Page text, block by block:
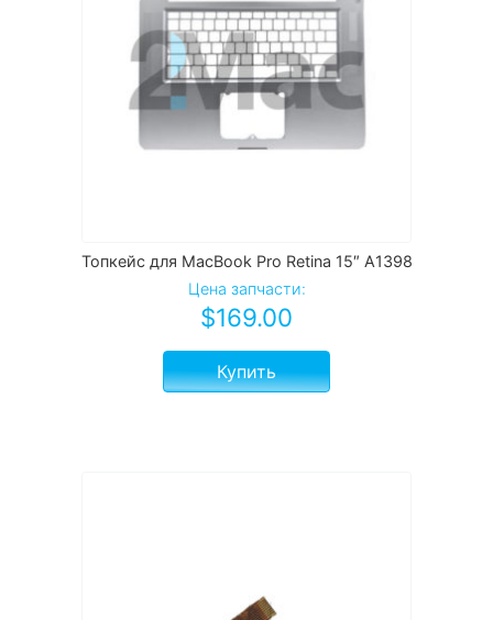
Топкейс для MacBook Pro Retina 15″ A1398
Цена запчасти:
$169.00
Купить